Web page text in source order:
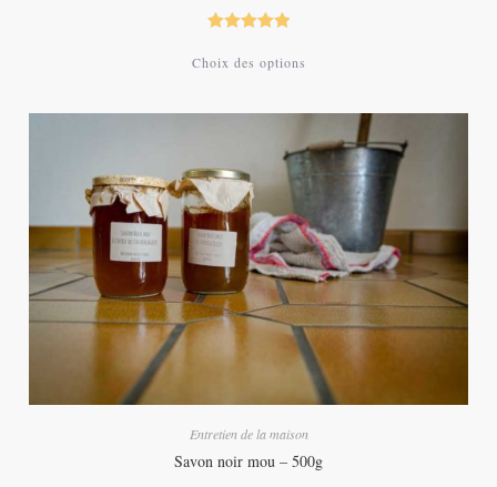
sur 5
Choix des options
Entretien de la maison
Savon noir mou – 500g